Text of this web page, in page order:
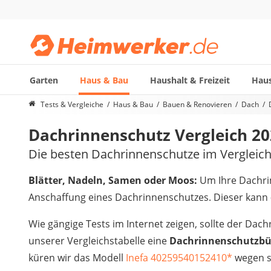
Garten Haus & Bau Haushalt & Freizeit
Die beliebtesten Vergleiche nach Kategorie
Außenleuchte mit Kamera
Ozongenerator
Powerbank
Smart-Home-Rauchmelder
Schlüsseltresor
Überwachungskameras außen
Regendusche
Reizstromgerät
Infrarot-Thermometer
Tests & Vergleiche Haus & Bau Bauen & Renovieren Dach
Dachrinnenschutz Vergleich
Die besten Dachrinnenschutze im Vergleich
Blätter, Nadeln, Samen oder Moos: Um Ihre
Anschaffung eines Dachrinnenschutzes. Dieser
Wie gängige Tests im Internet zeigen, sollte der
unserer Vergleichstabelle eine
küren wir das Modell Inefa 40259540152410* wegen